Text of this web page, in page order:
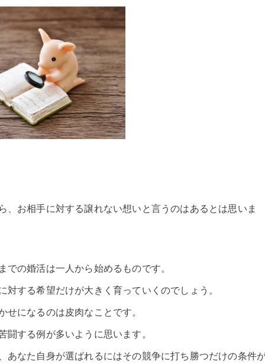
お相手に対する譲れない想いと言うのはあるとは思いま
の婚活は一人から始めるものです。
する希望だけが大きく育っていくのでしょう。
になるのは皮肉なことです。
する例が多いように思います。
あなた自身が選ばれるにはその競争に打ち勝つだけの条件